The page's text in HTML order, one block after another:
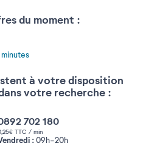
du moment :
à votre disposition
votre recherche :
702 180
TTC / min
:09h-20h